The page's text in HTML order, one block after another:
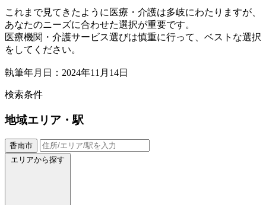
これまで見てきたように医療・介護は多岐にわたりますが、
あなたのニーズに合わせた選択が重要です。
医療機関・介護サービス選びは慎重に行って、ベストな選択
をしてください。
執筆年月日：2024年11月14日
検索条件
地域エリア・駅
香南市
エリアから探す